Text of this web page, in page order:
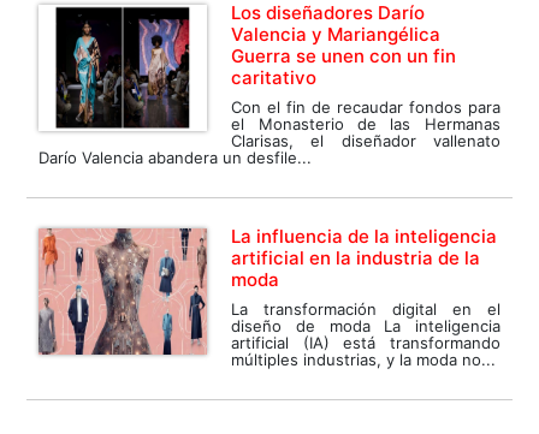
Los diseñadores Darío
Valencia y Mariangélica
Guerra se unen con un fin
caritativo
Con el fin de recaudar fondos para
el Monasterio de las Hermanas
Clarisas, el diseñador vallenato
Darío Valencia abandera un desfile...
La influencia de la inteligencia
artificial en la industria de la
moda
La transformación digital en el
diseño de moda La inteligencia
artificial (IA) está transformando
múltiples industrias, y la moda no...